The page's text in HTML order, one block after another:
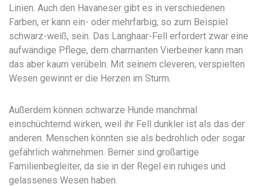
Linien. Auch den Havaneser gibt es in verschiedenen
Farben, er kann ein- oder mehrfarbig, so zum Beispiel
schwarz-weiß, sein. Das Langhaar-Fell erfordert zwar eine
aufwändige Pflege, dem charmanten Vierbeiner kann man
das aber kaum verübeln. Mit seinem cleveren, verspielten
Wesen gewinnt er die Herzen im Sturm.
Außerdem können schwarze Hunde manchmal
einschüchternd wirken, weil ihr Fell dunkler ist als das der
anderen. Menschen könnten sie als bedrohlich oder sogar
gefährlich wahrnehmen. Berner sind großartige
Familienbegleiter, da sie in der Regel ein ruhiges und
gelassenes Wesen haben.